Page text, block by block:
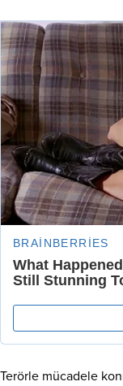
Terörle mücadele